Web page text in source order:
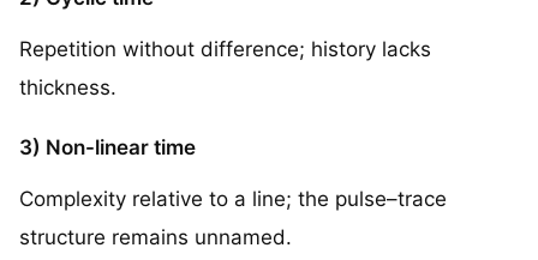
Repetition without difference; history lacks
thickness.
3) Non-linear time
Complexity relative to a line; the pulse–trace
structure remains unnamed.